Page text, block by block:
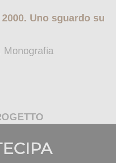
Uno sguardo su
Monografia